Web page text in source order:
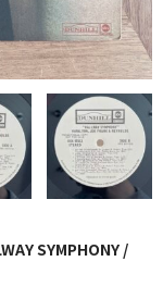
SYMPHONY /